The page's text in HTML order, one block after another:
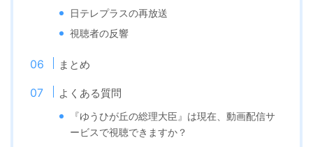
日テレプラスの再放送
視聴者の反響
まとめ
よくある質問
『ゆうひが丘の総理大臣』は現在、動画配信サ
ービスで視聴できますか？